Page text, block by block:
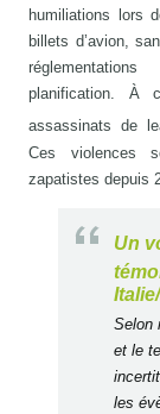
humiliations lors
billets d’avion,
planification. À
assassinats de
Ces violences
zapatistes depuis
Un
Selon
et le
les